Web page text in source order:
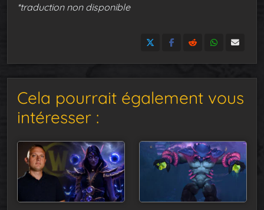
*traduction non disponible
Cela pourrait également vous
intéresser :